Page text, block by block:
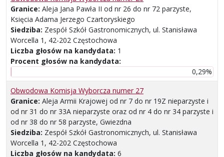
Granice: Aleja Jana Pawła II od nr 26 do nr 72 parzyste,
Księcia Adama Jerzego Czartoryskiego
Siedziba: Zespół Szkół Gastronomicznych, ul. Stanisława
Worcella 1, 42-202 Częstochowa
Liczba głosów na kandydata: 1
Procent głosów na kandydata:
0,29%
Obwodowa Komisja Wyborcza numer 27
Granice: Aleja Armii Krajowej od nr 7 do nr 19Z nieparzyste i
od nr 31 do nr 33A nieparzyste oraz od nr 4 do nr 34 parzyste i
od nr 38 do nr 58 parzyste, Gwiezdna
Siedziba: Zespół Szkół Gastronomicznych, ul. Stanisława
Worcella 1, 42-202 Częstochowa
Liczba głosów na kandydata: 6